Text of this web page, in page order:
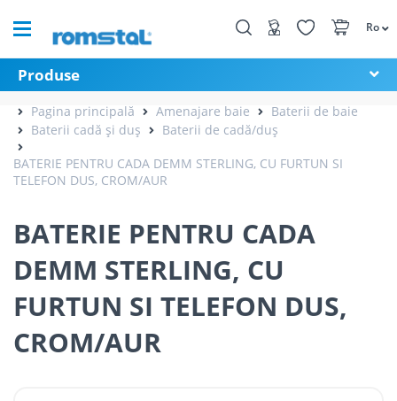
Ro
Produse
Pagina principală Amenajare baie
Baterii de baie
Baterii cadă și duș
Baterii de cadă/duș
BATERIE PENTRU CADA DEMM STERLING, CU FURTUN SI
TELEFON DUS, CROM/AUR
BATERIE PENTRU CADA
DEMM STERLING, CU
FURTUN SI TELEFON DUS,
CROM/AUR